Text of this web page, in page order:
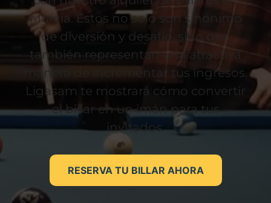
Murcia. Estos no solo son sinónimo
de diversión y desafío, sino que
también representan una atractiva
manera de incrementar tus ingresos.
Ligasam te mostrará cómo convertir
el billar en un imán para tus
invitados.
RESERVA TU BILLAR AHORA